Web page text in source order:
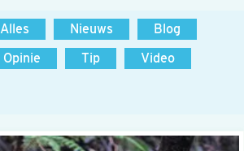
Alles Nieuws
Blog
Opinie Tip
Video